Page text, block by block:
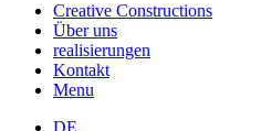
Creative Constructions
Über uns
realisierungen
Kontakt
Menu
DE